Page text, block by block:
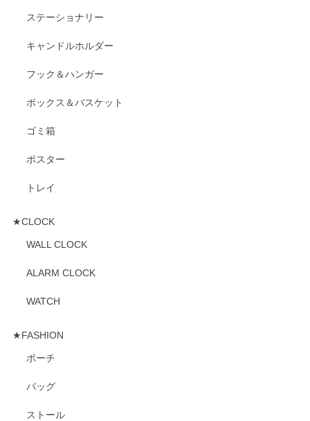
ステーショナリー
キャンドルホルダー
フック＆ハンガー
ボックス＆バスケット
ゴミ箱
ポスター
トレイ
★CLOCK
WALL CLOCK
ALARM CLOCK
WATCH
★FASHION
ポーチ
バッグ
ストール